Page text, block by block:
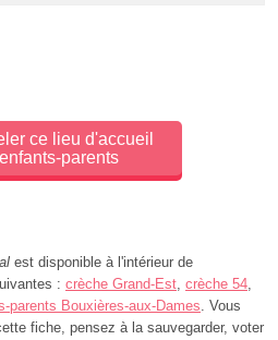
ce lieu d'accueil
enfants-parents
est disponible à l'intérieur de
: crèche Grand-Est, crèche 54,
parents Bouxières-aux-Dames. Vous
fiche, pensez à la sauvegarder, voter